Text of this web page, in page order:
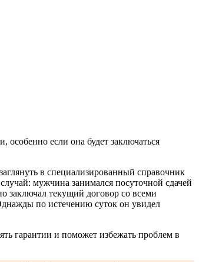
особенно если она будет заключаться
в специализированный справочник
мужчина занимался посуточной сдачей
заключал текущий договор со всеми
по истечению суток он увидел
гарантии и поможет избежать проблем в